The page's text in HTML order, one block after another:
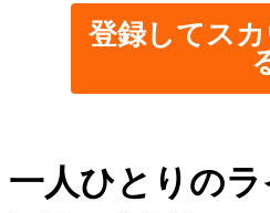
登録してス
一人ひとりの